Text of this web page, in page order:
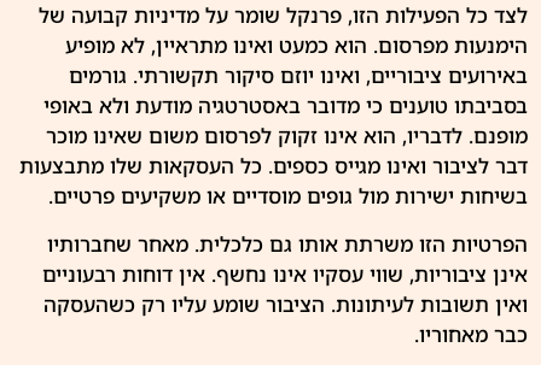
לצד כל הפעילות הזו, פרנקל שומר על מדיניות קבועה של
הימנעות מפרסום. הוא כמעט ואינו מתראיין, לא מופיע
באירועים ציבוריים, ואינו יוזם סיקור תקשורתי. גורמים
בסביבתו טוענים כי מדובר באסטרטגיה מודעת ולא באופי
מופנם. לדבריו, הוא אינו זקוק לפרסום משום שאינו מוכר
דבר לציבור ואינו מגייס כספים. כל העסקאות שלו מתבצעות
בשיחות ישירות מול גופים מוסדיים או משקיעים פרטיים.
הפרטיות הזו משרתת אותו גם כלכלית. מאחר שחברותיו
אינן ציבוריות, שווי עסקיו אינו נחשף. אין דוחות רבעוניים
ואין תשובות לעיתונות. הציבור שומע עליו רק כשהעסקה
כבר מאחוריו.